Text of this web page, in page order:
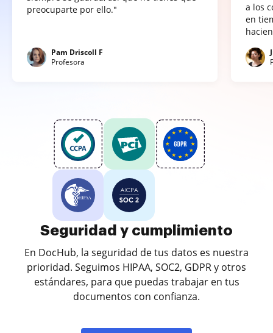
preocuparte por ello."
Pam Driscoll F
Profesora
a los
en
Seguridad y cumplimiento
En DocHub, la seguridad de tus datos es nuestra
prioridad. Seguimos HIPAA, SOC2, GDPR y otros
estándares, para que puedas trabajar en tus
documentos con confianza.